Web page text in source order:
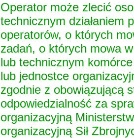
Operator może zlecić
technicznym działaniem
operatorów, o których
zadań, o których mowa
lub technicznym
lub jednostce
zgodnie z obowiązującą
odpowiedzialność za
organizacyjną
organizacyjną Sił